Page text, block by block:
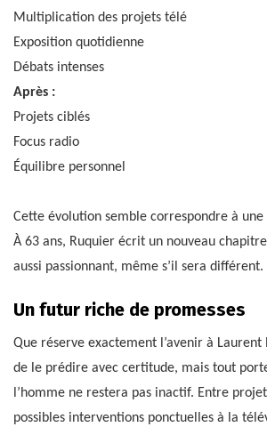
Multiplication des projets télé
Exposition quotidienne
Débats intenses
Après :
Projets ciblés
Focus radio
Équilibre personnel
Cette évolution semble correspondre à
À 63 ans, Ruquier écrit un nouveau
aussi passionnant, même s’il sera différent.
Un futur riche de promesses
Que réserve exactement l’avenir à
de le prédire avec certitude, mais tout
l’homme ne restera pas inactif. Entre
possibles interventions ponctuelles à la